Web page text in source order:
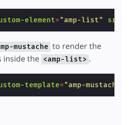
element="amp-list" src
mustache to render the
inside the <amp-list> .
template="amp-mustache"